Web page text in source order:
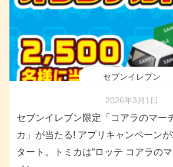
セブンイレブン
2026年3月1日
セブンイレブン限定「コアラのマー
カ」が当たる! アプリキャンペーン
タート。トミカは“ロッテ コアラの